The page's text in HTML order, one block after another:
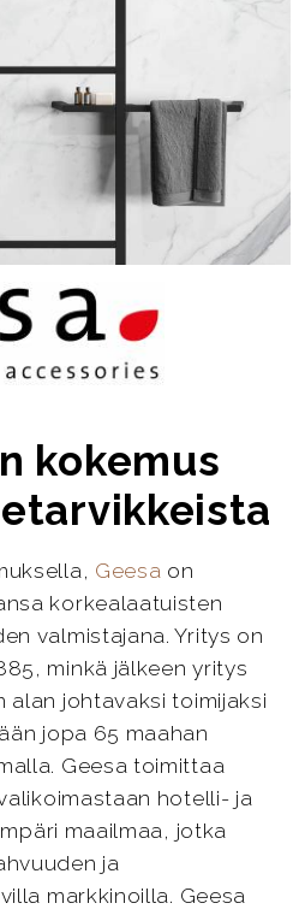
kokemus
Geesa on
korkealaatuisten
valmistajana. Yritys on
minkä jälkeen yritys
alan johtavaksi toimijaksi
jopa 65 maahan
Geesa toimittaa
hotelli- ja
maailmaa, jotka
ja
markkinoilla. Geesa